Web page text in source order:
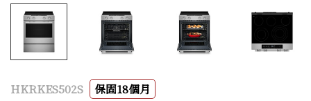
HKRKES502S 保固18個月